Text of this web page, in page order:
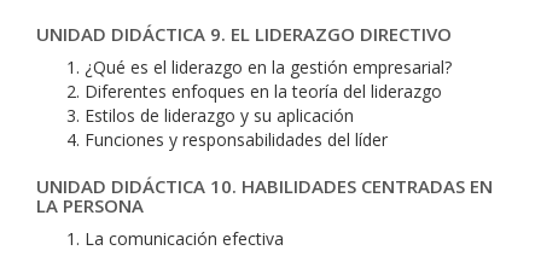
UNIDAD DIDÁCTICA 9. EL LIDERAZGO DIRECTIVO
¿Qué es el liderazgo en la gestión empresarial?
Diferentes enfoques en la teoría del liderazgo
Estilos de liderazgo y su aplicación
Funciones y responsabilidades del líder
UNIDAD DIDÁCTICA 10. HABILIDADES CENTRADAS EN
LA PERSONA
La comunicación efectiva